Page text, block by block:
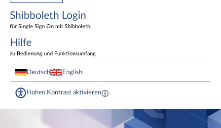
Shibboleth Login
für Single Sign On mit Shibboleth
Hilfe
zu Bedienung und Funktionsumfang
Deutsch English
Hohen Kontrast aktivieren